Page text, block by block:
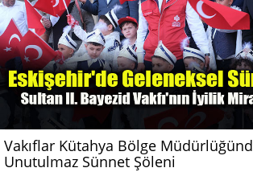
Vakıflar Kütahya Bölge
Unutulmaz Sünnet Şöleni